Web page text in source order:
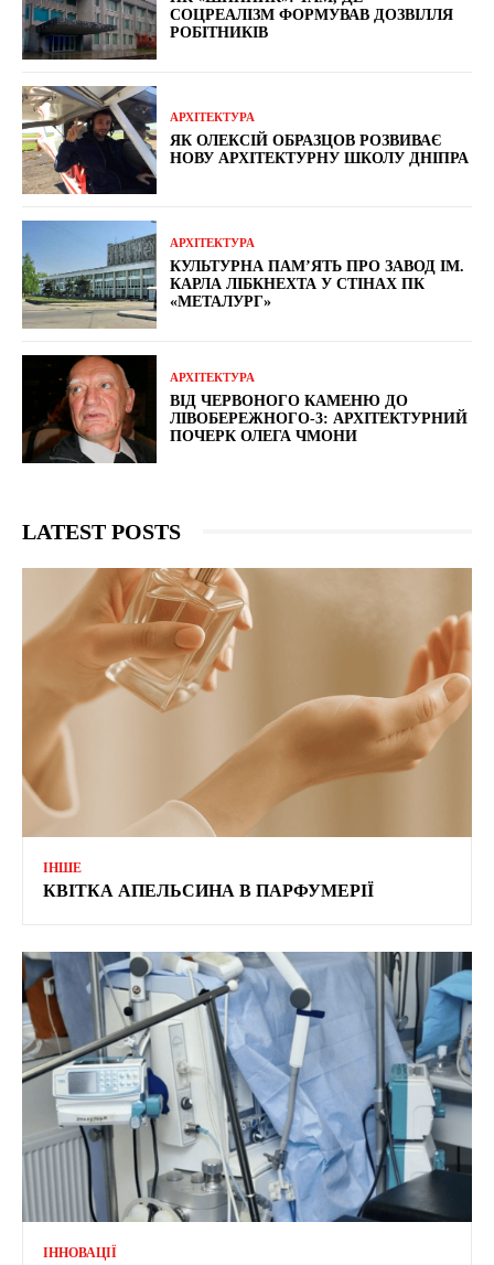
СОЦРЕАЛІЗМ ФОРМУВАВ ДОЗВІЛЛЯ
РОБІТНИКІВ
АРХІТЕКТУРА
ЯК ОЛЕКСІЙ ОБРАЗЦОВ РОЗВИВАЄ
НОВУ АРХІТЕКТУРНУ ШКОЛУ ДНІПРА
АРХІТЕКТУРА
КУЛЬТУРНА ПАМ’ЯТЬ ПРО ЗАВОД ІМ.
КАРЛА ЛІБКНЕХТА У СТІНАХ ПК
«МЕТАЛУРГ»
АРХІТЕКТУРА
ВІД ЧЕРВОНОГО КАМЕНЮ ДО
ЛІВОБЕРЕЖНОГО-3: АРХІТЕКТУРНИЙ
ПОЧЕРК ОЛЕГА ЧМОНИ
LATEST POSTS
ІНШЕ
КВІТКА АПЕЛЬСИНА В ПАРФУМЕРІЇ
ІННОВАЦІЇ